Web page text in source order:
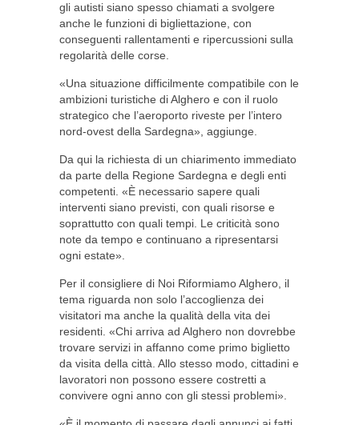
gli autisti siano spesso chiamati a svolgere
anche le funzioni di bigliettazione, con
conseguenti rallentamenti e ripercussioni sulla
regolarità delle corse.
«Una situazione difficilmente compatibile con le
ambizioni turistiche di Alghero e con il ruolo
strategico che l’aeroporto riveste per l’intero
nord-ovest della Sardegna», aggiunge.
Da qui la richiesta di un chiarimento immediato
da parte della Regione Sardegna e degli enti
competenti. «È necessario sapere quali
interventi siano previsti, con quali risorse e
soprattutto con quali tempi. Le criticità sono
note da tempo e continuano a ripresentarsi
ogni estate».
Per il consigliere di Noi Riformiamo Alghero, il
tema riguarda non solo l’accoglienza dei
visitatori ma anche la qualità della vita dei
residenti. «Chi arriva ad Alghero non dovrebbe
trovare servizi in affanno come primo biglietto
da visita della città. Allo stesso modo, cittadini e
lavoratori non possono essere costretti a
convivere ogni anno con gli stessi problemi».